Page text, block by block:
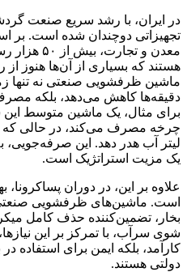
در ایران، با رشد سریع صنعت
تجهیزاتی دوچندان شده است.
معدن و
هستند که بسیاری از آن‌ها هنوز
ماشین ظرفشویی صنعتی نه تنها
لیتر آب هدر دهد. این صرفه‌جویی،
یک مزیت استراتژیک است.
علاوه بر این، در دوران
بخار، تضمین‌کننده حذف کامل
شوی سرآب، با تمرکز بر این
کارآمد، بلکه ایمن برای استفاده
دولتی هستند.